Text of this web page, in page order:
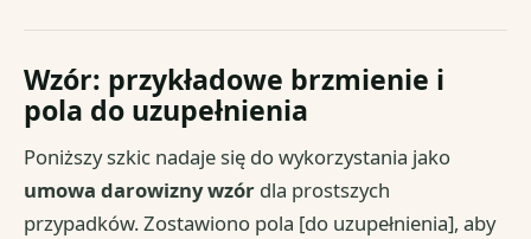
Wzór: przykładowe brzmienie i
pola do uzupełnienia
Poniższy szkic nadaje się do wykorzystania jako
umowa darowizny wzór dla prostszych
przypadków. Zostawiono pola [do uzupełnienia], aby